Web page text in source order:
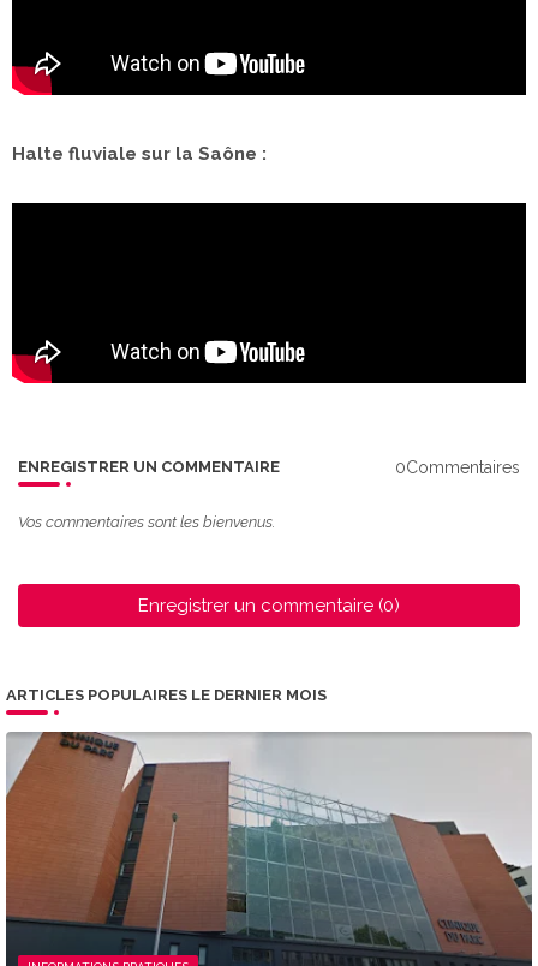
Halte fluviale sur la Saône :
ENREGISTRER UN COMMENTAIRE 0Commentaires
Vos commentaires sont les bienvenus.
Enregistrer un commentaire (0)
ARTICLES POPULAIRES LE DERNIER MOIS